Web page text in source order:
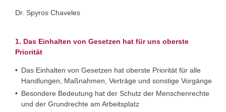
Dr. Spyros Chaveles
1. Das Einhalten von Gesetzen hat für uns oberste
Priorität
Das Einhalten von Gesetzen hat oberste Priorität für alle
Handlungen, Maßnahmen, Verträge und sonstige Vorgänge
Besondere Bedeutung hat der Schutz der Menschenrechte
und der Grundrechte am Arbeitsplatz